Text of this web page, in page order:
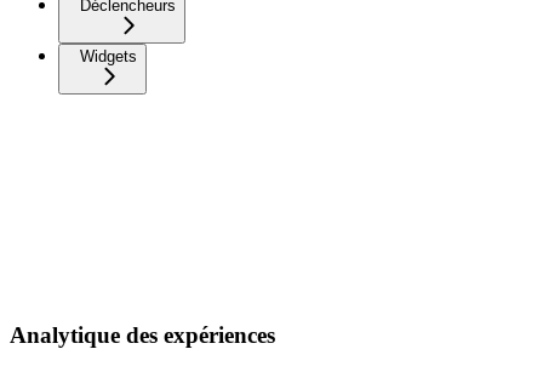
Déclencheurs
Widgets
Analytique des expériences